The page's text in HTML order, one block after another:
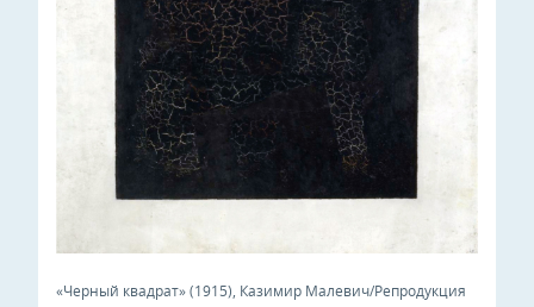
«Черный квадрат» (1915), Казимир Малевич/Репродукция